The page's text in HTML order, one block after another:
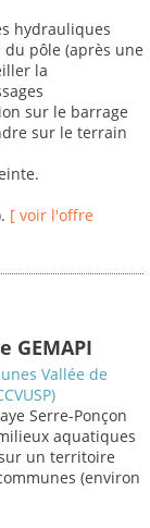
hydrauliques
du pôle (après une
la
sur le barrage
sur le terrain
[ voir l'offre
GEMAPI
Vallée de
Serre-Ponçon
aquatiques
un territoire
(environ